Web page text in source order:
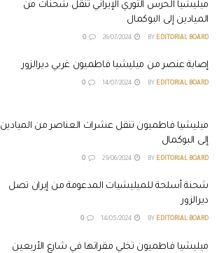
ميليشيا الحرس الثوري الإيراني تنقل شحنات من
الميادين إلى البوكمال
BY EDITORIAL BOARD
إصابة عنصر من ميليشيا فاطميون غربي ديرالزور
BY EDITORIAL BOARD
ميليشيا فاطميون تنقل عشرات العناصر من الميادين
إلى البوكمال
BY EDITORIAL BOARD
شحنة أسلحة للميليشيات المدعومة من إيران تصل
ديرالزور
BY EDITORIAL BOARD
ميليشيا فاطميون تخلي مقراتها في شارع الأربعين